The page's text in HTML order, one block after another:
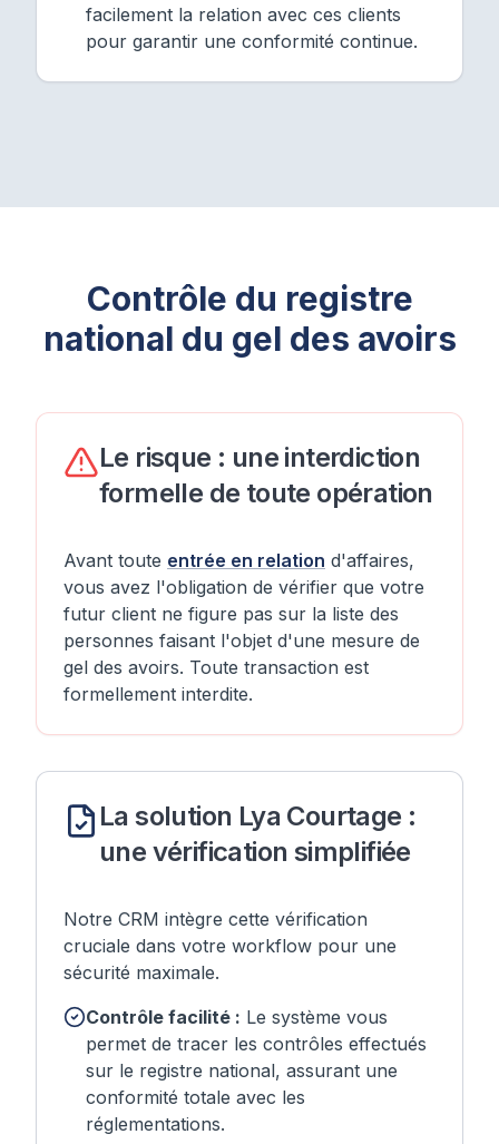
facilement la relation avec ces clients
pour garantir une conformité continue.
Contrôle du registre
national du gel des avoirs
Le risque : une interdiction
formelle de toute opération
Avant toute entrée en relation d'affaires,
vous avez l'obligation de vérifier que votre
futur client ne figure pas sur la liste des
personnes faisant l'objet d'une mesure de
gel des avoirs. Toute transaction est
formellement interdite.
La solution Lya Courtage :
une vérification simplifiée
Notre CRM intègre cette vérification
cruciale dans votre workflow pour une
sécurité maximale.
Contrôle facilité : Le système vous
permet de tracer les contrôles effectués
sur le registre national, assurant une
conformité totale avec les
réglementations.